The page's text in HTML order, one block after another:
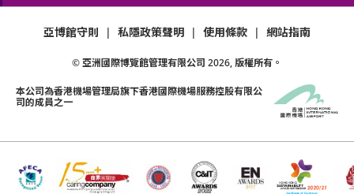
亞博館守則 | 私隱政策聲明 | 使用條款 | 網站指南
© 亞洲國際博覽館管理有限公司 2026, 版權所有。
本公司為香港機場管理局旗下香港國際機場服務控股有限公
司的成員之一